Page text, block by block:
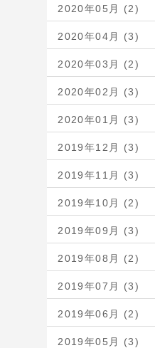
2020年05月 (2)
2020年04月 (3)
2020年03月 (2)
2020年02月 (3)
2020年01月 (3)
2019年12月 (3)
2019年11月 (3)
2019年10月 (2)
2019年09月 (3)
2019年08月 (2)
2019年07月 (3)
2019年06月 (2)
2019年05月 (3)